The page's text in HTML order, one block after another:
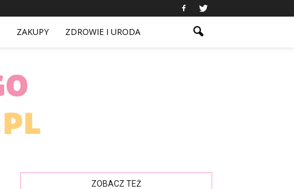
ZAKUPY ZDROWIE I URODA
ZOBACZ TEŻ